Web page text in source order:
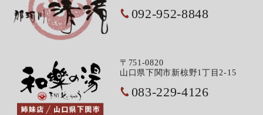
092-952-8848
〒751-0820
山口県下関市新椋野1丁目2-15
083-229-4126